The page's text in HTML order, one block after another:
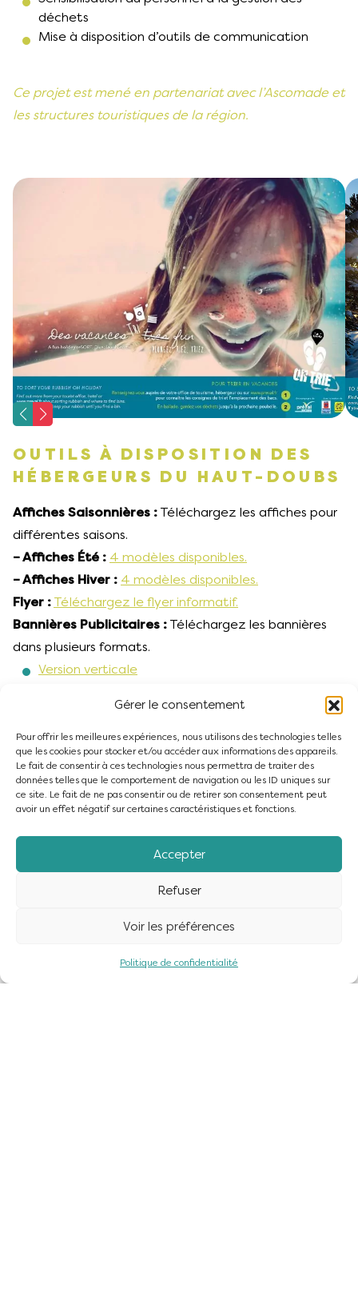
Gérer le consentement
Pour offrir les meilleures expériences, nous utilisons des technologies telles
que les cookies pour stocker et/ou accéder aux informations des appareils.
Le fait de consentir à ces technologies nous permettra de traiter des
données telles que le comportement de navigation ou les ID uniques sur
ce site. Le fait de ne pas consentir ou de retirer son consentement peut
avoir un effet négatif sur certaines caractéristiques et fonctions.
Accepter
Refuser
Voir les préférences
Politique de confidentialité
déchets
Mise à disposition d’outils de communication
Ce projet est mené en partenariat avec l’Ascomade et
les structures touristiques de la région.
OUTILS À DISPOSITION DES
HÉBERGEURS DU HAUT-DOUBS
Affiches Saisonnières : Téléchargez les affiches pour
différentes saisons.
– Affiches Été : 4 modèles disponibles.
– Affiches Hiver : 4 modèles disponibles.
Flyer : Téléchargez le flyer informatif.
Bannières Publicitaires : Téléchargez les bannières
dans plusieurs formats.
Version verticale
Version carrée